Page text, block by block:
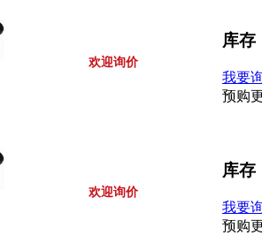
欢迎询价
库存
我要
预购
欢迎询价
库存
我要
预购